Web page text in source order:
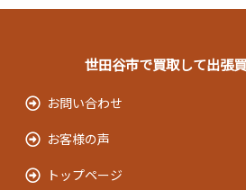
世田谷市で買取して出張
お問い合わせ
お客様の声
トップページ